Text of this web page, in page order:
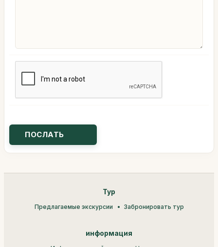
Тур
Предлагаемые экскурсии Забронировать тур
информация